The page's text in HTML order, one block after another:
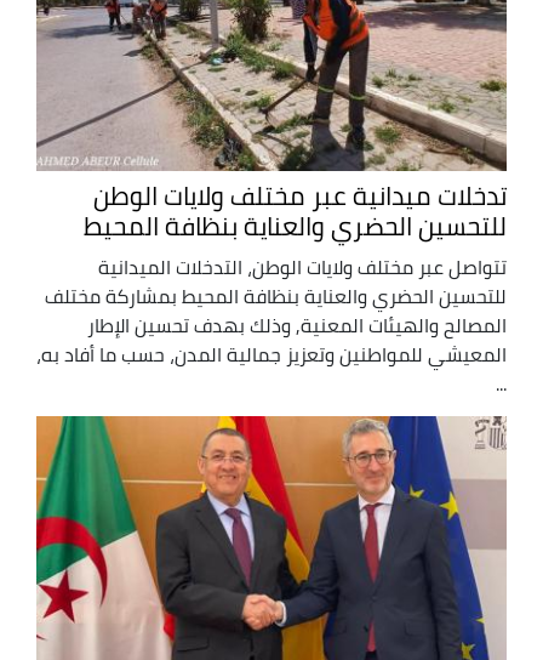
تدخلات ميدانية عبر مختلف ولايات الوطن
للتحسين الحضري والعناية بنظافة المحيط
تتواصل عبر مختلف ولايات الوطن، التدخلات الميدانية
للتحسين الحضري والعناية بنظافة المحيط بمشاركة مختلف
المصالح والهيئات المعنية, وذلك بهدف تحسين الإطار
المعيشي للمواطنين وتعزيز جمالية المدن، حسب ما أفاد به،